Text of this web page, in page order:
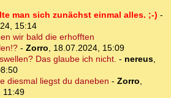
man sich zunächst einmal alles. ;-) -
15:14
wir bald die erhofften
- Zorro, 18.07.2024, 15:09
Das glaube ich nicht. - nereus,
diesmal liegst du daneben - Zorro,
11:49